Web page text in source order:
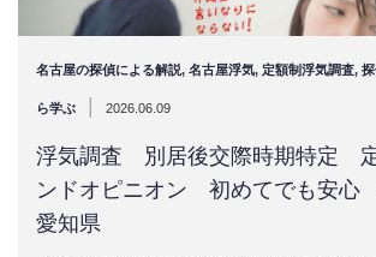
名古屋の探偵による解説, 名古屋浮気, 定額制浮気調査,
ら学ぶ 2026.06.09
浮気調査 別居後交際時期特定
ンドオピニオン 初めてでも安
愛知県